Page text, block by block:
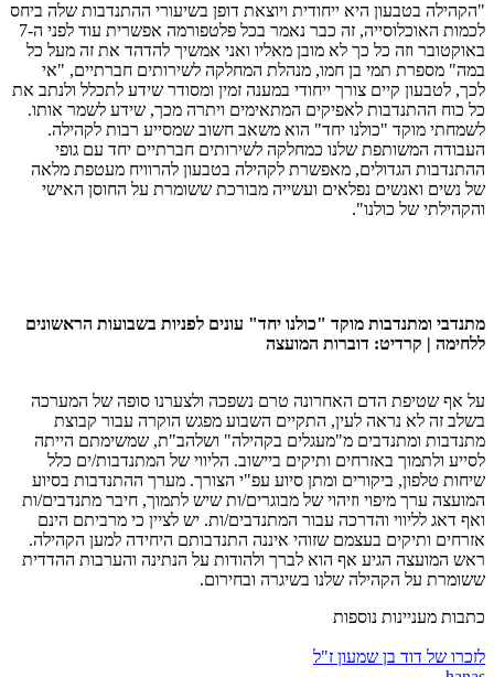
"הקהילה בטבעון היא ייחודית ויוצאת דופן בשיעורי ההתנדבות שלה ביחס
לכמות האוכלוסייה, זה כבר נאמר בכל פלטפורמה אפשרית עוד לפני ה-7
באוקטובר וזה כל כך לא מובן מאליו ואני אמשיך להדהד את זה מעל כל
במה" מספרת תמי בן חמו, מנהלת המחלקה לשירותים חברתיים, "אי
לכך, לטבעון קיים צורך ייחודי במענה זמין ומסודר שידע לתכלל ולנתב את
כל כוח ההתנדבות לאפיקים המתאימים ויתרה מכך, שידע לשמר אותו.
לשמחתי מוקד "כולנו יחד" הוא משאב חשוב שמסייע רבות לקהילה.
העבודה המשותפת שלנו כמחלקה לשירותים חברתיים יחד עם גופי
ההתנדבות הגדולים, מאפשרת לקהילה בטבעון להרוויח מעטפת מלאה
של נשים ואנשים נפלאים ועשייה מבורכת ששומרת על החוסן האישי
והקהילתי של כולנו".
מתנדבי ומתנדבות מוקד "כולנו יחד" עונים לפניות בשבועות הראשונים
ללחימה | קרדיט: דוברות המועצה
על אף שטיפת הדם האחרונה טרם נשפכה ולצערנו סופה של המערכה
בשלב זה לא נראה לעין, התקיים השבוע מפגש הוקרה עבור קבוצת
מתנדבות ומתנדבים מ"מעגלים בקהילה" ושלהב"ת, שמשימתם הייתה
לסייע ולתמוך באזרחים ותיקים ביישוב. הליווי של המתנדבות/ים כלל
שיחות טלפון, ביקורים ומתן סיוע עפ"י הצורך. מערך ההתנדבות בסיוע
המועצה ערך מיפוי וזיהוי של מבוגרים/ות שיש לתמוך, חיבר מתנדבים/ות
ואף דאג לליווי והדרכה עבור המתנדבים/ות. יש לציין כי מרביתם הינם
אזרחים ותיקים בעצמם שזוהי איננה התנדבותם היחידה למען הקהילה.
ראש המועצה הגיע אף הוא לברך ולהודות על הנתינה והערבות ההדדית
ששומרת על הקהילה שלנו בשיגרה ובחירום.
כתבות מעניינות נוספות
לזכרו של דוד בן שמעון ז"ל